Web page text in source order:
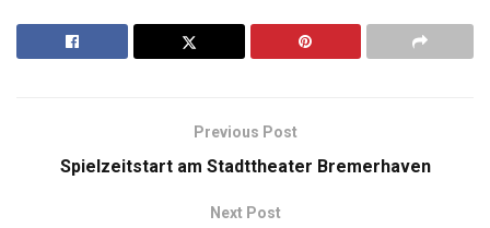
Previous Post
Spielzeitstart am Stadttheater Bremerhaven
Next Post